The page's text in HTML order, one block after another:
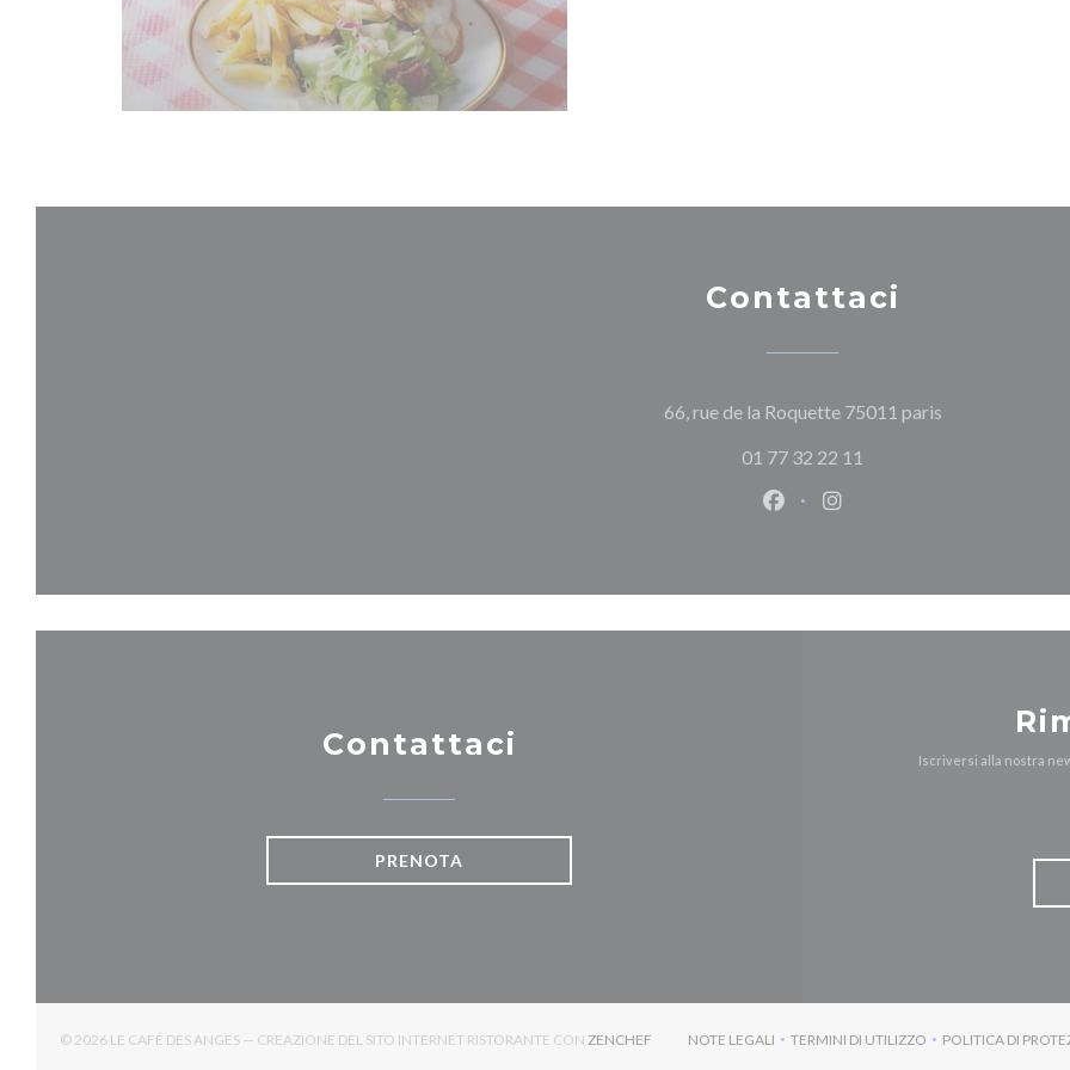
Contattaci
66, rue de la Roquette 75011 paris((apre una
01 77 32 22 11
Facebook ((apre una nuova
Instagram ((apre una
Contattaci
PRENOTA
Iscriversi alla nostra
© 2026 LE CAFÉ DES ANGES — CREAZIONE DEL SITO INTERNET RISTORANTE CON ZENCHEF ((APRE UNA NUOVA FINESTRA))
NOTE LEGALI
((APRE UNA NUOVA FINESTRA))
TERMINI DI UTILIZZO
((APRE UNA NUOVA
POLITICA DI